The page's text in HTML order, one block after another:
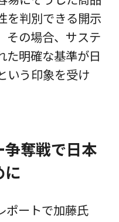
を判別できる開示
その場合、サステ
た明確な基準が日
いう印象を受け
争奪戦で日本
に
ポートで加藤氏